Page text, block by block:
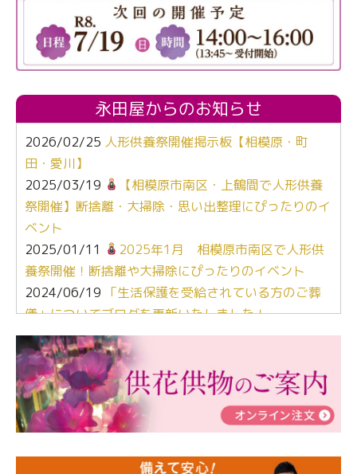
永田屋からのお知らせ
2026/02/25 人形供養祭開催掲示板【相模原・町
田・愛川】
2025/03/19
【相模原市南区・上鶴間で人形供養
祭開催】断捨離・大掃除・思い出整理にぴったりのイ
ベント
2025/01/11
2025年1月 相模原市南区で人形供
養祭開催！断捨離や大掃除にぴったりのイベント
2024/06/19 「生活保護を受給されている方のご葬
儀」についてブログを更新いたしました！
2024/03/06【終活なるほど教室】「マンガで学
ぶ！はじめてのお葬式」小さな家族葬ハウス®町田成
瀬 ご参加ありがとうございました！
2024/01/19令和6年能登半島地震災害の寄付のご報
告
人形供養 寄付のご報告